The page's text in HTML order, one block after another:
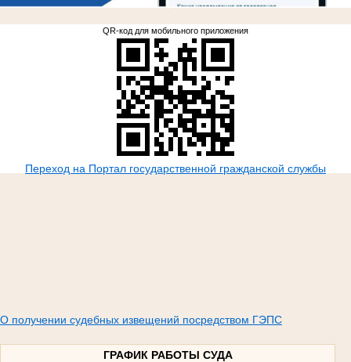
.
QR-код для мобильного приложения
Переход на Портал государственной гражданской службы
О получении судебных извещений посредством ГЭПС
ГРАФИК РАБОТЫ СУДА